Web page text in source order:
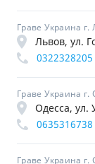
Граве Украина г.
Львов, ул.
0322328205
Граве Украина г.
Одесса, ул.
0635316738
Граве Украина г.